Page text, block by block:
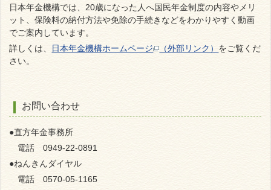
日本年金機構では、20歳になった人へ国民年金制度の内容やメリ
ット、保険料の納付方法や免除の手続きなどをわかりやすく動画
でご案内しています。
詳しくは、 日本年金機構ホームページ （外部リンク） をご覧くだ
さい。
お問い合わせ
●直方年金事務所
電話 0949-22-0891
●ねんきんダイヤル
電話 0570-05-1165